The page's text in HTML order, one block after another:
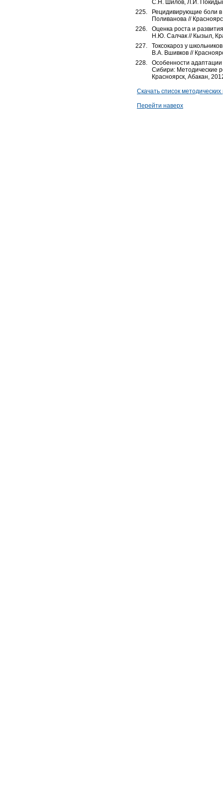
С.Н. Шилов, Л.И.
Рецидивирующие боли
Поливанова //
Оценка роста и
Н.Ю. Салчак // Кызыл,
Токсокароз у
В.А. Вшивков //
Особенности
Сибири: Методические
Красноярск, Абакан,
Скачать список
Перейти наверх